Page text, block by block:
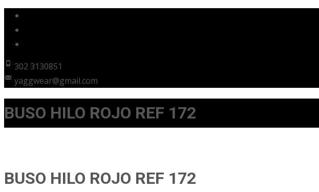
302 3130851
yaggwear@gmail.com
BUSO HILO ROJO REF 172
BUSO HILO ROJO REF 172